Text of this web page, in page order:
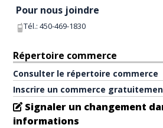
Pour nous joindre
Tél.:450-469-1830
Répertoire commerce
Consulter le répertoire commerce
Inscrire un commerce
Signaler un changement
informations